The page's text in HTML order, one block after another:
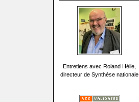
Entretiens avec Roland Hélie,
directeur de Synthèse nationale